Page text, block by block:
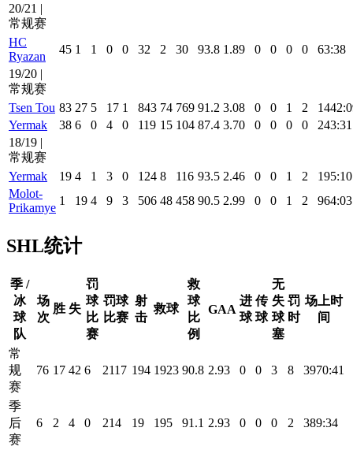
20/21 |
常规赛
HC
Ryazan
45 1 1 0 0 32 2 30 93.8 1.89 0 0 0 0
63:38
19/20 |
常规赛
Tsen Tou 83 27 5 17 1 843 74 769 91.2 3.08 0 0 1 2
Yermak
38 6 0 4 0 119 15 104 87.4 3.70 0 0 0 0
243:31
18/19 |
常规赛
Yermak
19 4 1 3 0 124 8 116 93.5 2.46 0 0 1 2
195:10
Molot-
Prikamye
1 19 4 9 3 506 48 458 90.5 2.99 0 0 1 2 964:03
SHL统计
季 /
冰
球
队
场
次
胜 失
罚
球
比
赛
罚球
比赛
射
击
救球
救
球
比
例
GAA
进
球
传
球
无
失
球
塞
罚
时
场上时
间
常
规
赛
76 17 42 6 2117 194 1923 90.8 2.93 0 0 3 8 3970:41
季
后
赛
6 2 4 0 214 19 195 91.1 2.93 0 0 0 2 389:34